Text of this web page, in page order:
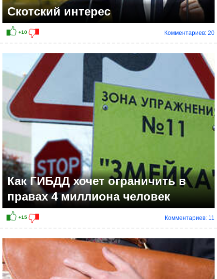
Скотский интерес
Комментариев: 20
Как ГИБДД хочет ограничить в
правах 4 миллиона человек
Комментариев: 11